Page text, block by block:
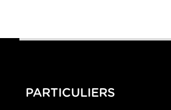
PARTICULIERS